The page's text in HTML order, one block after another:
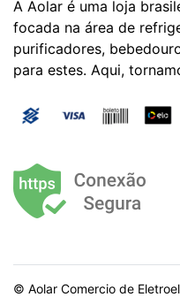
A Aolar é uma loja
focada na área de
purificadores,
para estes. Aqui,
© Aolar Comercio de